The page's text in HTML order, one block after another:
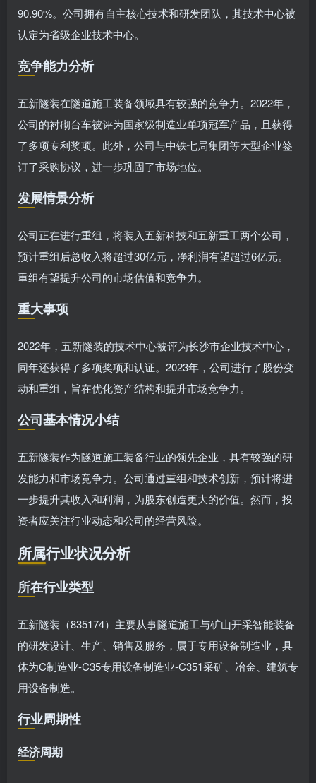
90.90%。公司拥有自主核心技术和研发团队，其技术中心被
认定为省级企业技术中心。
竞争能力分析
五新隧装在隧道施工装备领域具有较强的竞争力。2022年，
公司的衬砌台车被评为国家级制造业单项冠军产品，且获得
了多项专利奖项。此外，公司与中铁七局集团等大型企业签
订了采购协议，进一步巩固了市场地位。
发展情景分析
公司正在进行重组，将装入五新科技和五新重工两个公司，
预计重组后总收入将超过30亿元，净利润有望超过6亿元。
重组有望提升公司的市场估值和竞争力。
重大事项
2022年，五新隧装的技术中心被评为长沙市企业技术中心，
同年还获得了多项奖项和认证。2023年，公司进行了股份变
动和重组，旨在优化资产结构和提升市场竞争力。
公司基本情况小结
五新隧装作为隧道施工装备行业的领先企业，具有较强的研
发能力和市场竞争力。公司通过重组和技术创新，预计将进
一步提升其收入和利润，为股东创造更大的价值。然而，投
资者应关注行业动态和公司的经营风险。
所属行业状况分析
所在行业类型
五新隧装（835174）主要从事隧道施工与矿山开采智能装备
的研发设计、生产、销售及服务，属于专用设备制造业，具
体为C制造业-C35专用设备制造业-C351采矿、冶金、建筑专
用设备制造。
行业周期性
经济周期